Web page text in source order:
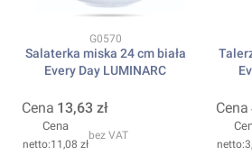
Kod produktu
G0570
Salaterka miska 24 cm biała
Every Day LUMINARC
Cena 13,63 zł
Cena
11,08 zł
bez VAT
Cena